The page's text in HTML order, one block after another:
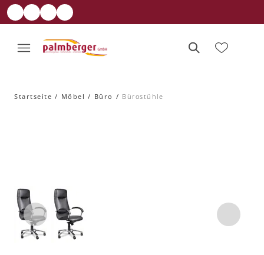
Startseite Möbel Büro Bürostühle